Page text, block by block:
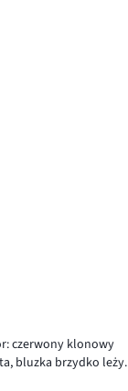
czerwony klonowy
bluzka brzydko leży.